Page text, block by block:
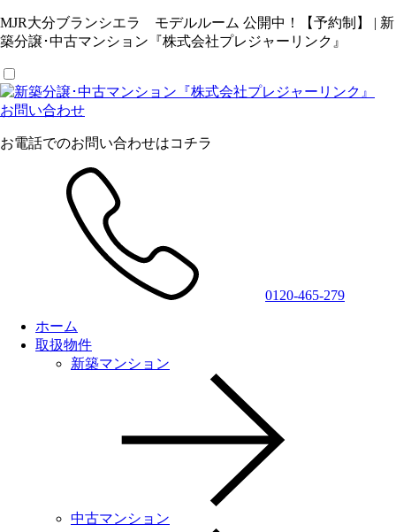
MJR大分ブランシエラ モデルルーム 公開中！【予約制】 | 新
築分譲･中古マンション『株式会社プレジャーリンク』
お問い合わせ
お電話でのお問い合わせはコチラ
0120-465-279
ホーム
取扱物件
新築マンション
中古マンション